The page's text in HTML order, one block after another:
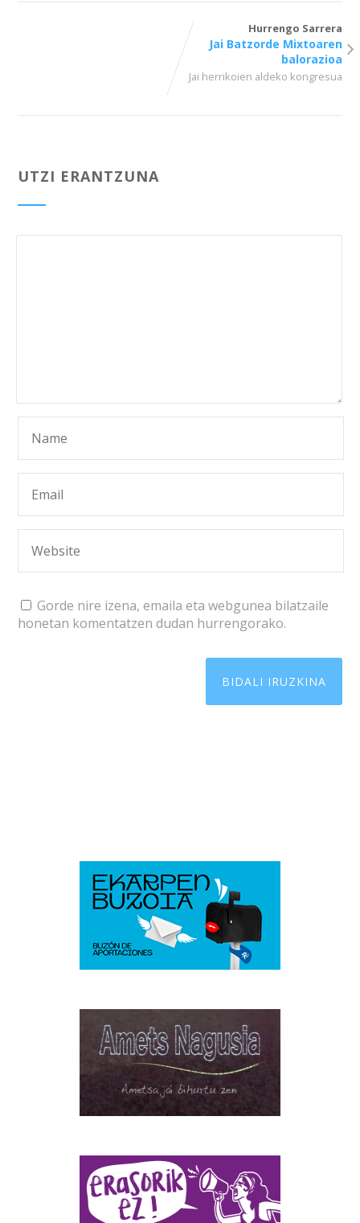
Hurrengo Sarrera
Jai Batzorde Mixtoaren
balorazioa
Jai herrikoien aldeko kongresua
UTZI ERANTZUNA
Gorde nire izena, emaila eta webgunea bilatzaile
honetan komentatzen dudan hurrengorako.